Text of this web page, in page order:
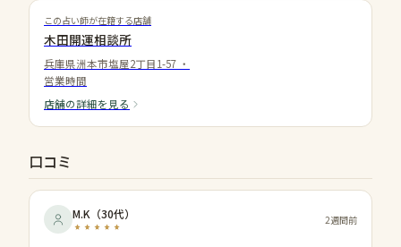
この占い師が在籍する店舗
木田開運相談所
兵庫県洲本市塩屋2丁目1-57 ・
営業時間
店舗の詳細を見る
口コミ
M.K （30代） 2週間前